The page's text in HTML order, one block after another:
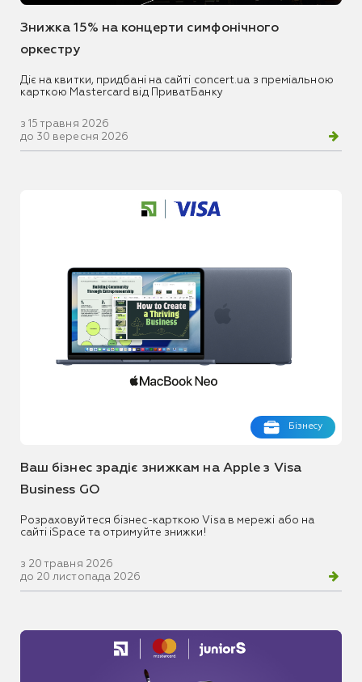
Знижка 15% на концерти симфонічного
оркестру
Діє на квитки, придбані на сайті concert.ua з преміальною
карткою Mastercard від ПриватБанку
з 15 травня 2026
до 30 вересня 2026
Бізнесу
Ваш бізнес зрадіє знижкам на Apple з Visa
Business GO
Розраховуйтеся бізнес-карткою Visa в мережі або на
сайті iSpace та отримуйте знижки!
з 20 травня 2026
до 20 листопада 2026